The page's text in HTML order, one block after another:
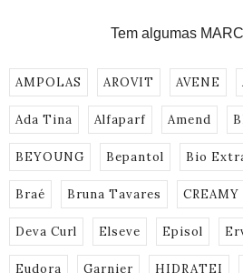
Tem algumas
AMPOLAS AROVIT AVENE
Ada Tina Alfaparf Amend
BEYOUNG Bepantol Bio
Braé Bruna Tavares CREAMY
Deva Curl Elseve Episol
Eudora Garnier HIDRATEI